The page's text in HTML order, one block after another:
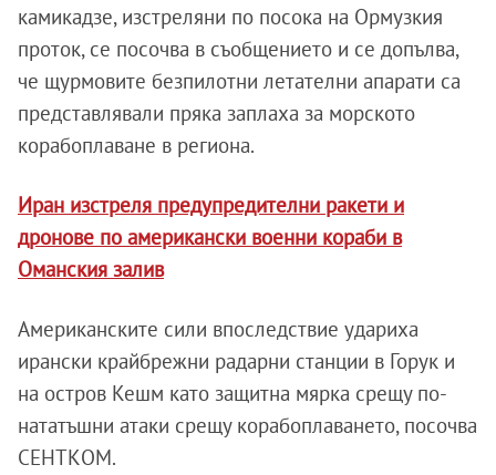
камикадзе, изстреляни по посока на Ормузкия
проток, се посочва в съобщението и се допълва,
че щурмовите безпилотни летателни апарати са
представлявали пряка заплаха за морското
корабоплаване в региона.
Иран изстреля предупредителни ракети и
дронове по американски военни кораби в
Оманския залив
Американските сили впоследствие удариха
ирански крайбрежни радарни станции в Горук и
на остров Кешм като защитна мярка срещу по-
нататъшни атаки срещу корабоплаването, посочва
СЕНТКОМ.